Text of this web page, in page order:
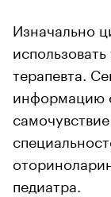
Изначально
терапевта.
информацию
педиатра.